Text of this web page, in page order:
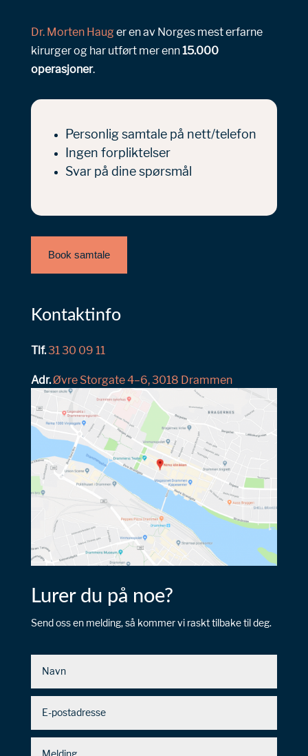
Dr. Morten Hauger en av Norges mest erfarne
kirurger og har utført mer enn15.000
operasjoner.
Personlig samtale på nett/telefon
Ingen forpliktelser
Svar på dine spørsmål
Book samtale
Kontaktinfo
Tlf.31 30 09 11
Adr.Øvre Storgate 4–6, 3018 Drammen
Lurer du på noe?
Send oss en melding, så kommer vi raskt tilbake til deg.